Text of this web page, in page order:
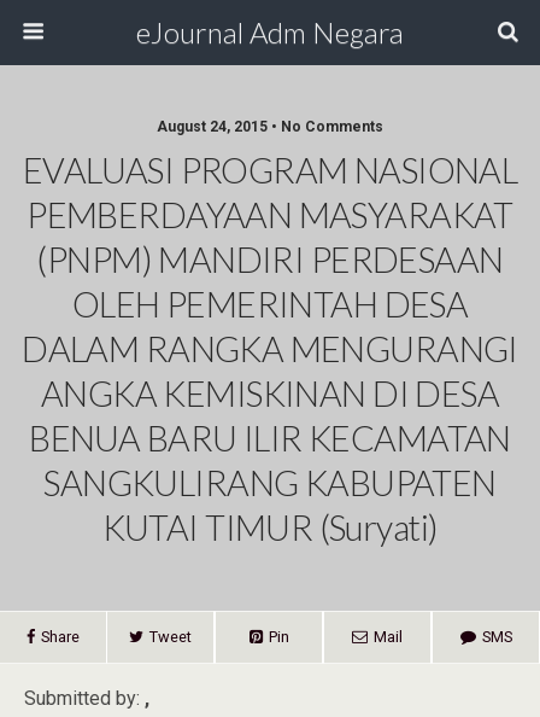
eJournal Adm Negara
August 24, 2015 • No Comments
EVALUASI PROGRAM NASIONAL
PEMBERDAYAAN MASYARAKAT
(PNPM) MANDIRI PERDESAAN
OLEH PEMERINTAH DESA
DALAM RANGKA MENGURANGI
ANGKA KEMISKINAN DI DESA
BENUA BARU ILIR KECAMATAN
SANGKULIRANG KABUPATEN
KUTAI TIMUR (Suryati)
Share Tweet Pin Mail SMS
Submitted by: ,